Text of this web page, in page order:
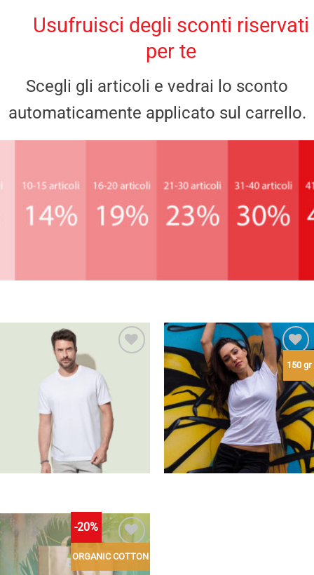
Usufruisci degli sconti riservati
per te
Scegli gli articoli e vedrai lo sconto
automaticamente applicato sul carrello.
desideri
150 gr
Aggiungi
alla lista
dei
desideri
-20%
ORGANIC COTTON
Aggiungi
alla lista